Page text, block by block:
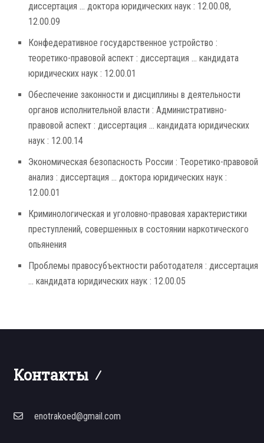
диссертация ... доктора юридических наук : 12.00.08,
12.00.09
Конфедеративное государственное устройство :
теоретико-правовой аспект : диссертация ... кандидата
юридических наук : 12.00.01
Обеспечение законности и дисциплины в деятельности
органов исполнительной власти : Административно-
правовой аспект : диссертация ... кандидата юридических
наук : 12.00.14
Экономическая безопасность России : Теоретико-правовой
анализ : диссертация ... доктора юридических наук :
12.00.01
Криминологическая и уголовно-правовая характеристики
преступлений, совершенных в состоянии наркотического
опьянения
Проблемы правосубъектности работодателя : диссертация
... кандидата юридических наук : 12.00.05
Контакты
enotrakoed@gmail.com